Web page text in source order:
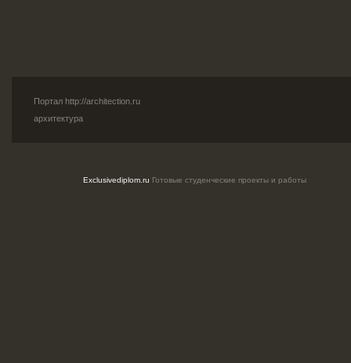
Портал http://architection.ru
архитектура
Exclusivediplom.ru Готовые студенческие проекты и работы